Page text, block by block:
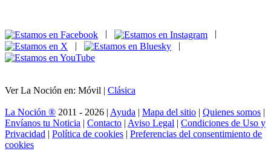
|
|
Ver La Noción en: Móvil | Clásica
La Noción ® 2011 - 2026 | Ayuda | Mapa del sitio | Quienes somos |
Envíanos tu Noticia | Contacto | Aviso Legal | Condiciones de Uso y
Privacidad | Política de cookies | Preferencias del consentimiento de
cookies